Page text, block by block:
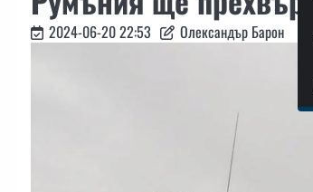
2024-06-20 22:53 Олександър Барон